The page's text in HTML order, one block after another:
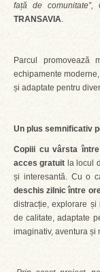
față de comunitate”,
TRANSAVIA.
Parcul promovează
echipamente
și adaptate pentru
Un plus semnificativ
Copiii cu vârsta
acces gratuit la locul
și interesantă. Cu o
deschis zilnic între
distracție, explorare
de calitate, adaptate
imaginativ, aventura și